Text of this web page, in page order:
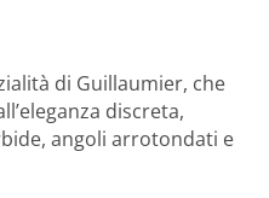
di Guillaumier, che
discreta,
angoli arrotondati e